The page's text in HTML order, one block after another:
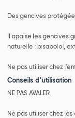
Des gencives
Il apaise les gencives
naturelle : bisabolol,
Ne pas utiliser chez
Conseils d’utilisation
NE PAS AVALER.
Ne pas utiliser chez